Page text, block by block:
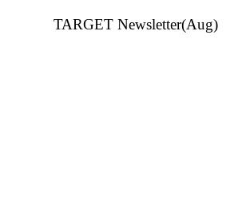
TARGET Newsletter(Aug)